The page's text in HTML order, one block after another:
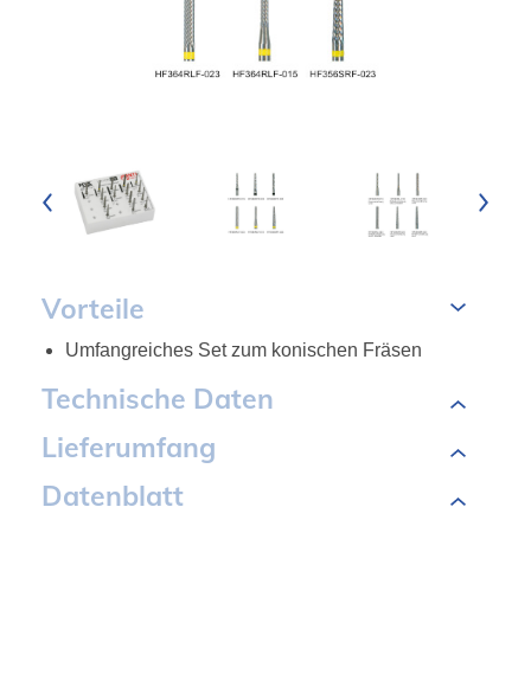
Vorteile
Umfangreiches Set zum konischen Fräsen
Technische Daten
Lieferumfang
Datenblatt